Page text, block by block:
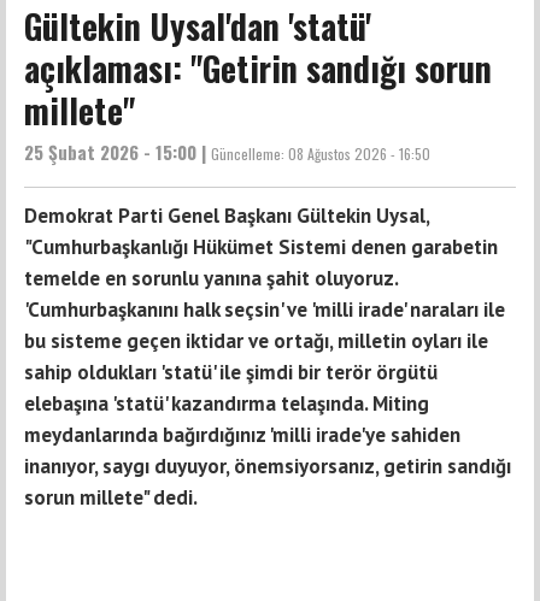
Gültekin Uysal'dan 'statü'
açıklaması: "Getirin sandığı sorun
millete"
25 Şubat 2026 - 15:00 | Güncelleme: 08 Ağustos 2026 - 16:50
Demokrat Parti Genel Başkanı Gültekin Uysal,
"Cumhurbaşkanlığı Hükümet Sistemi denen garabetin
temelde en sorunlu yanına şahit oluyoruz.
'Cumhurbaşkanını halk seçsin' ve 'milli irade' naraları ile
bu sisteme geçen iktidar ve ortağı, milletin oyları ile
sahip oldukları 'statü' ile şimdi bir terör örgütü
elebaşına 'statü' kazandırma telaşında. Miting
meydanlarında bağırdığınız 'milli irade'ye sahiden
inanıyor, saygı duyuyor, önemsiyorsanız, getirin sandığı
sorun millete" dedi.